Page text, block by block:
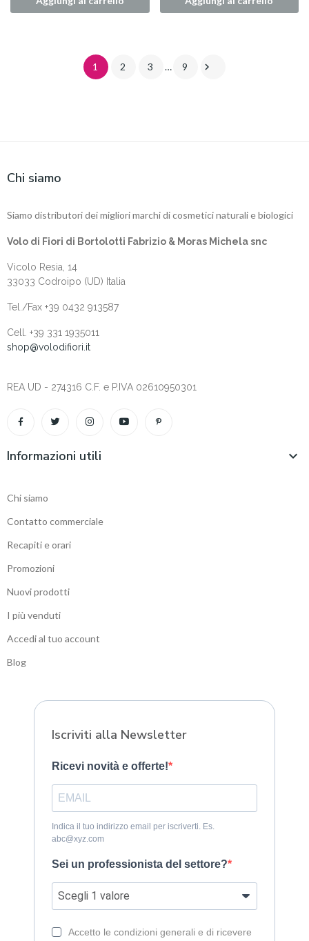
1 2 3 … 9 
Chi siamo
Siamo distributori dei migliori marchi di cosmetici naturali e biologici
Volo di Fiori di Bortolotti Fabrizio & Moras Michela snc
Vicolo Resia, 14
33033 Codroipo (UD) Italia
Tel./Fax +39 0432 913587
Cell. +‎39 331 1935011
shop@volodifiori.it
REA UD - 274316 C.F. e P.IVA 02610950301
Informazioni utili 
Chi siamo
Contatto commerciale
Recapiti e orari
Promozioni
Nuovi prodotti
I più venduti
Accedi al tuo account
Blog
Iscriviti alla Newsletter
Ricevi novità e offerte!
Indica il tuo indirizzo email per iscriverti. Es.
abc@xyz.com
Sei un professionista del settore?
Accetto le condizioni generali e di ricevere